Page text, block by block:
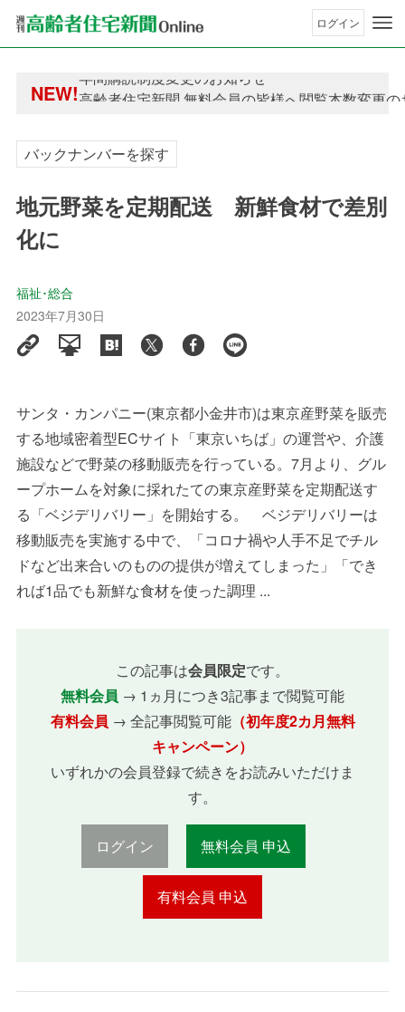
ログイン
NEW!高齢者住宅新聞 無料会員の皆様へ閲覧本数変更
高齢者住宅新聞 無料会員の皆様へ閲覧本数変更
バックナンバーを探す
地元野菜を定期配送 新鮮食材で差別
化に
福祉･総合
2023年7月30日
サンタ・カンパニー(東京都小金井市)は東京産野菜を販売
する地域密着型ECサイト「東京いちば」の運営や、介護
施設などで野菜の移動販売を行っている。7月より、グル
ープホームを対象に採れたての東京産野菜を定期配送す
る「ベジデリバリー」を開始する。 ベジデリバリーは
移動販売を実施する中で、「コロナ禍や人手不足でチル
ドなど出来合いのものの提供が増えてしまった」「でき
れば1品でも新鮮な食材を使った調理 ...
この記事は会員限定です。
無料会員 → 1ヵ月につき3記事まで閲覧可能
有料会員 → 全記事閲覧可能（初年度2カ月無料
キャンペーン）
いずれかの会員登録で続きをお読みいただけま
す。
ログイン 無料会員 申込
有料会員 申込